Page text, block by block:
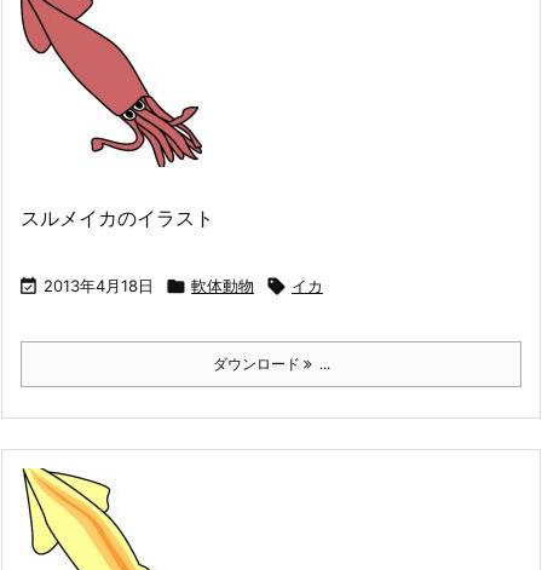
スルメイカのイラスト
 2013年4月18日  軟体動物  イカ
ダウンロード ...